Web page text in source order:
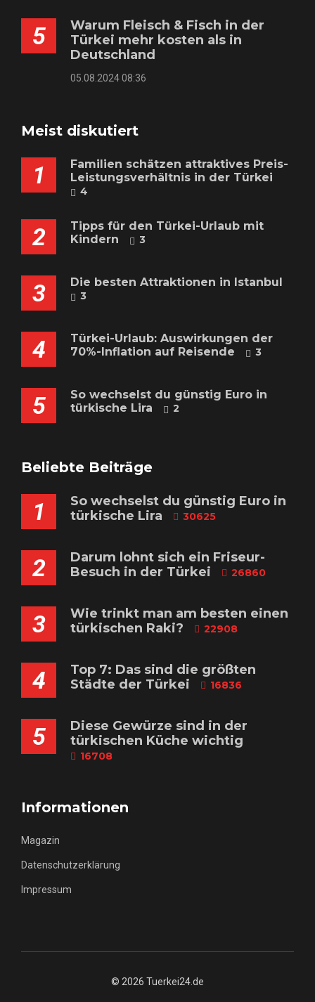
5
Warum Fleisch & Fisch in der
Türkei mehr kosten als in
Deutschland
05.08.2024 08:36
Meist diskutiert
1
Familien schätzen attraktives Preis-
Leistungsverhältnis in der Türkei
4
2
Tipps für den Türkei-Urlaub mit
Kindern
3
3 Die besten Attraktionen in Istanbul
3
4
Türkei-Urlaub: Auswirkungen der
70%-Inflation auf Reisende
3
5
So wechselst du günstig Euro in
türkische Lira
2
Beliebte Beiträge
1
So wechselst du günstig Euro in
türkische Lira
30625
2
Darum lohnt sich ein Friseur-
Besuch in der Türkei
26860
3
Wie trinkt man am besten einen
türkischen Raki?
22908
4
Top 7: Das sind die größten
Städte der Türkei
16836
5
Diese Gewürze sind in der
türkischen Küche wichtig
16708
Informationen
Magazin
Datenschutzerklärung
Impressum
© 2026 Tuerkei24.de